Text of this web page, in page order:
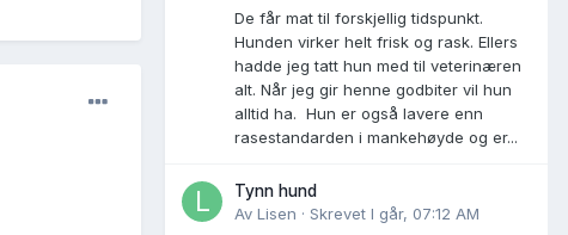
De får mat til forskjellig tidspunkt.
Hunden virker helt frisk og rask. Ellers
hadde jeg tatt hun med til veterinæren
alt. Når jeg gir henne godbiter vil hun
alltid ha. Hun er også lavere enn
rasestandarden i mankehøyde og er...
Tynn hund
Av Lisen · Skrevet I går, 07:12 AM